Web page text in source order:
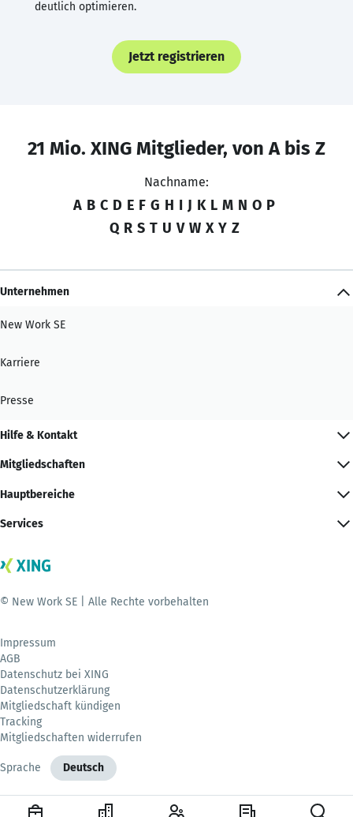
deutlich optimieren.
Jetzt registrieren
21 Mio. XING Mitglieder, von A bis Z
Nachname:
A B C D E F G H I J K L M N O P
Q R S T U V W X Y Z
Unternehmen
New Work SE
Karriere
Presse
Hilfe & Kontakt
Mitgliedschaften
Hauptbereiche
Services
© New Work SE | Alle Rechte vorbehalten
Impressum
AGB
Datenschutz bei XING
Datenschutzerklärung
Mitgliedschaft kündigen
Tracking
Mitgliedschaften widerrufen
Sprache Deutsch